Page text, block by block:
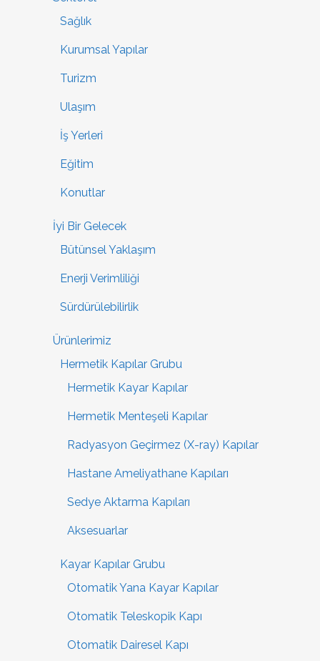
Sağlık
Kurumsal Yapılar
Turizm
Ulaşım
İş Yerleri
Eğitim
Konutlar
İyi Bir Gelecek
Bütünsel Yaklaşım
Enerji Verimliliği
Sürdürülebilirlik
Ürünlerimiz
Hermetik Kapılar Grubu
Hermetik Kayar Kapılar
Hermetik Menteşeli Kapılar
Radyasyon Geçirmez (X-ray) Kapılar
Hastane Ameliyathane Kapıları
Sedye Aktarma Kapıları
Aksesuarlar
Kayar Kapılar Grubu
Otomatik Yana Kayar Kapılar
Otomatik Teleskopik Kapı
Otomatik Dairesel Kapı